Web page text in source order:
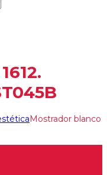
Mostrador blanco